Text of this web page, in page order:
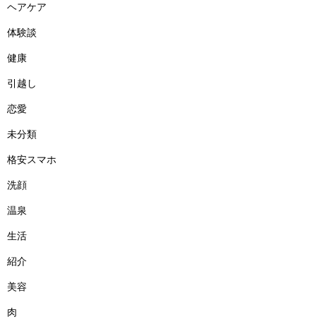
ヘアケア
体験談
健康
引越し
恋愛
未分類
格安スマホ
洗顔
温泉
生活
紹介
美容
肉